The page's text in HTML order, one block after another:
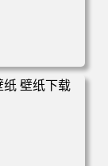
清壁纸 壁纸